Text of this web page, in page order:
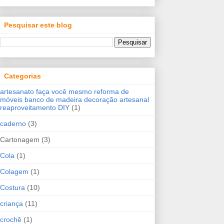
Pesquisar este blog
Categorias
artesanato faça você mesmo reforma de
móveis banco de madeira decoração artesanal
reaproveitamento DIY (1)
caderno (3)
Cartonagem (3)
Cola (1)
Colagem (1)
Costura (10)
criança (11)
crochê (1)